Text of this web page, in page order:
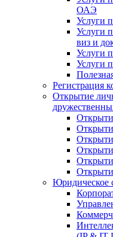
ОАЭ
Услуги
Услуги
виз и
Услуги
Услуги
Регистрация
Открытие
Юридическое